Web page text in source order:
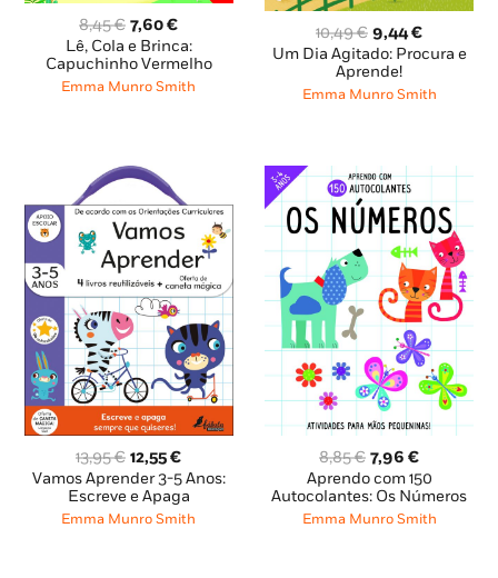
8,45€ O
preço
original
era:
7,60€O
preço
atual
é:
Lê, Cola e Brinca:
Capuchinho Vermelho
Emma Munro Smith
10,49€ O
preço
original
era:
9,44€O
preço
é:
Um Dia Agitado: Procura e
Aprende!
Emma Munro Smith
13,95€ O
preço
original
era:
12,55€O
preço
atual
é:
Vamos Aprender 3-5 Anos:
Escreve e Apaga
Emma Munro Smith
8,85€ O
preço
original
era:
7,96€O
preço
atual
é:
Aprendo com 150
Autocolantes: Os Números
Emma Munro Smith